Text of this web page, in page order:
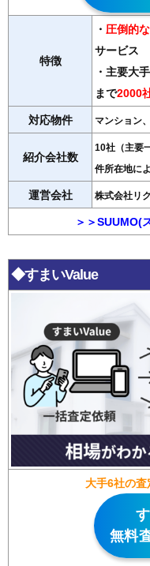
特徴
・ 圧倒的
サービス
・主要大
まで2000
対応物件 マンション
紹介会社数
10社（主要
件所在地に
運営会社 株式会社リ
＞＞SUUMO(
◆すまいValue
大手6社の査
無料